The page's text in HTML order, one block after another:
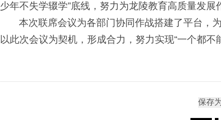
少年不失学辍学”底线，努力为龙陵教育高质量发展
本次联席会议为各部门协同作战搭建了平台，
以此次会议为契机，形成合力，努力实现“一个都